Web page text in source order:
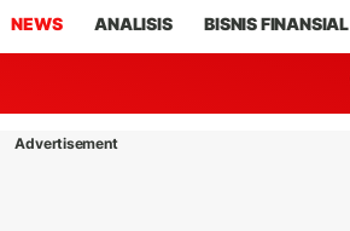
NEWS ANALISIS BISNIS FINANSIAL
Advertisement